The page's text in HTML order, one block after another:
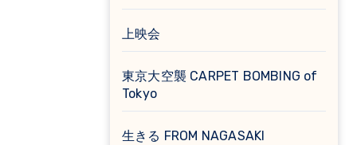
上映会
東京大空襲 CARPET BOMBING of
Tokyo
生きる FROM NAGASAKI